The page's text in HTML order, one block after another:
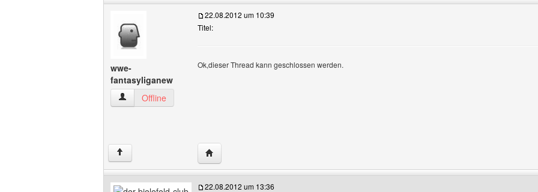
wwe-
fantasyliganew
wwe-fantasyliganew Benutzer-Profile anzeigen
Offline
22.08.2012 um 10:39
Titel:
Ok,dieser Thread kann geschlossen werden.
↑ Website dieses Benutzers besuchen: wwe-fantasyliganew
22.08.2012 um 13:36